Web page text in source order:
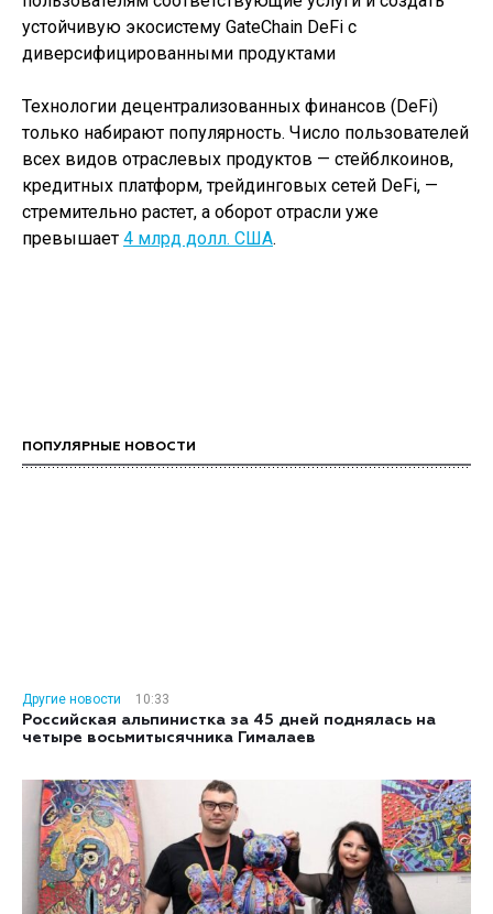
устойчивую экосистему GateChain DeFi с
диверсифицированными продуктами
Технологии децентрализованных финансов (DeFi)
только набирают популярность. Число пользователей
всех видов отраслевых продуктов — стейблкоинов,
кредитных платформ, трейдинговых сетей DeFi, —
стремительно растет, а оборот отрасли уже
превышает 4 млрд долл. США.
ПОПУЛЯРНЫЕ НОВОСТИ
Другие новости
10:33
Российская альпинистка за 45 дней поднялась на
четыре восьмитысячника Гималаев